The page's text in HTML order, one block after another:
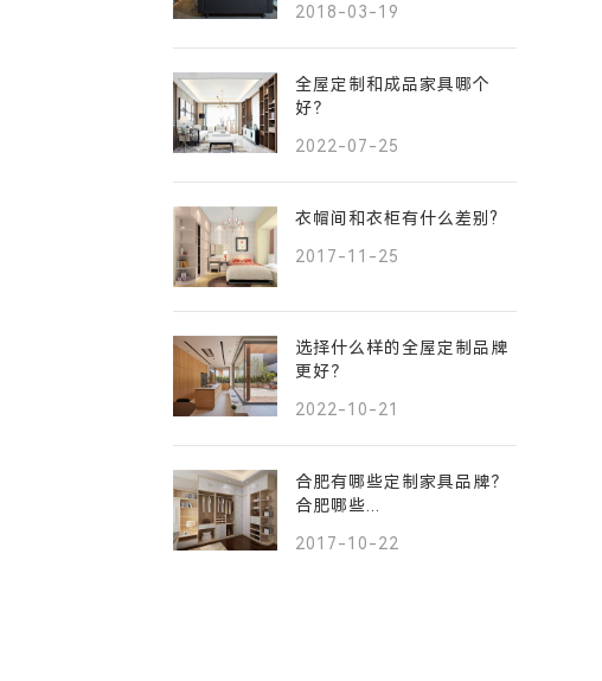
2018-03-19
全屋定制和成品家具哪个
好？
2022-07-25
衣帽间和衣柜有什么差别?
2017-11-25
选择什么样的全屋定制品牌
更好？
2022-10-21
合肥有哪些定制家具品牌？
合肥哪些...
2017-10-22